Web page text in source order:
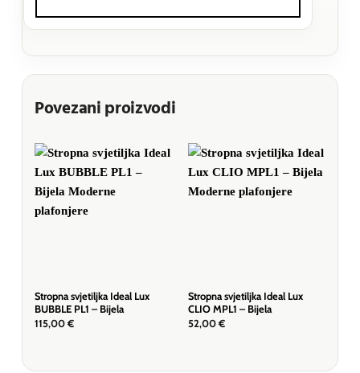
Povezani proizvodi
Stropna svjetiljka Ideal Lux
BUBBLE PL1 – Bijela
115,00 €
Stropna svjetiljka Ideal Lux
CLIO MPL1 – Bijela
52,00 €